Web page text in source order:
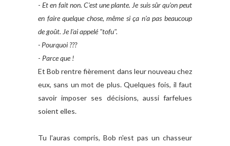
-Et en fait non. C'est une plante. Je suis sûr qu'on peut
en faire quelque chose, même si ça n'a pas beaucoup
de goût. Je l'ai appelé "tofu".
- Pourquoi ???
- Parce que !
Et Bob rentre fièrement dans leur nouveau chez
eux, sans un mot de plus. Quelques fois, il faut
savoir imposer ses décisions, aussi farfelues
soient elles.
Tu l'auras compris, Bob n'est pas un chasseur